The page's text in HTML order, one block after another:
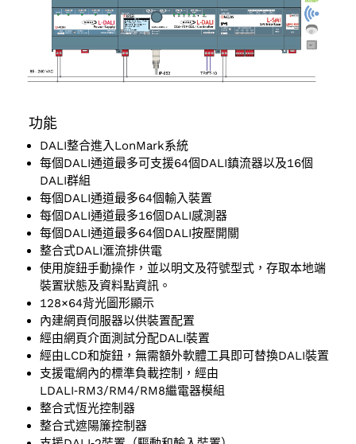
功能
DALI整合進入LonMark系統
每個DALI通道最多可支援64個DALI鎮流器以及16個
DALI群組
每個DALI通道最多64個輸入裝置
每個DALI通道最多16個DALI感測器
每個DALI通道最多64個DALI按壓開關
整合式DALI滙流排供電
使用旋鈕手動操作，並以明文及符號型式，存取本地端
裝置狀態及資料點資訊。
128×64背光圖形顯示
內建網頁伺服器以供裝置配置
經由網頁介面測試分配DALI裝置
經由LCD和旋鈕，無需額外軟體工具即可替換DALI裝置
支援電網內的標準負載控制，經由
LDALI‑RM3/RM4/RM8繼電器模組
整合式恆光控制器
整合式遮陽簾控制器